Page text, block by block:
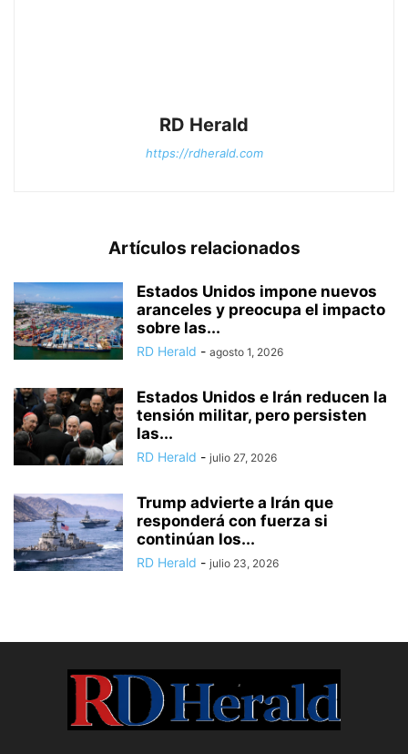
RD Herald
https://rdherald.com
Artículos relacionados
Estados Unidos impone nuevos
aranceles y preocupa el impacto
sobre las...
RD Herald - agosto 1, 2026
Estados Unidos e Irán reducen la
tensión militar, pero persisten
las...
RD Herald - julio 27, 2026
Trump advierte a Irán que
responderá con fuerza si
continúan los...
RD Herald - julio 23, 2026